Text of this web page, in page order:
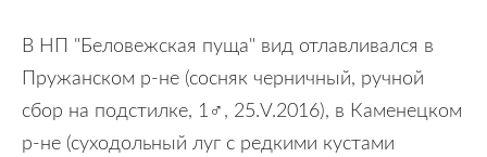
В НП "Беловежская пуща" вид отлавливался в
Пружанском р-не (сосняк черничный, ручной
сбор на подстилке, 1♂, 25.V.2016), в Каменецком
р-не (суходольный луг с редкими кустами